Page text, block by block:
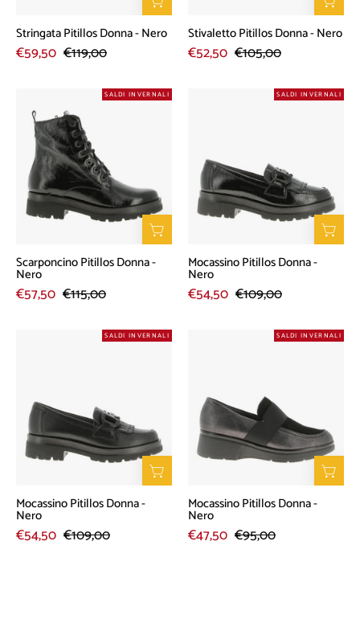
Stringata Pitillos Donna - Nero
€59,50 €119,00
Stivaletto Pitillos Donna - Nero
€52,50 €105,00
Scarponcino
-
Nero
SALDI INVERNALI
Scarponcino Pitillos Donna -
Nero
€57,50 €115,00
Mocassino
-
Nero
SALDI INVERNALI
Mocassino Pitillos Donna -
Nero
€54,50 €109,00
Mocassino
Nero
SALDI INVERNALI
Mocassino Pitillos Donna -
Nero
€54,50 €109,00
Mocassino
-
Nero
SALDI INVERNALI
Mocassino Pitillos Donna -
Nero
€47,50 €95,00